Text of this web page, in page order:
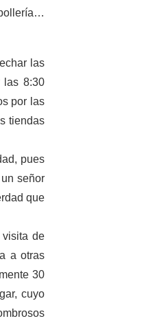
las
las 8:30
por las
tiendas
pues
señor
que
visita de
a otras
30
cuyo